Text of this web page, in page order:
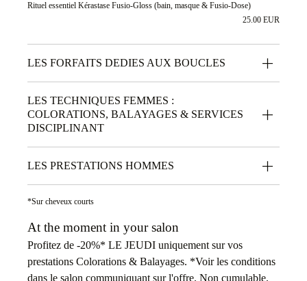
Rituel essentiel Kérastase Fusio-Gloss (bain, masque & Fusio-Dose)
25.00 EUR
LES FORFAITS DEDIES AUX BOUCLES
LES TECHNIQUES FEMMES :
COLORATIONS, BALAYAGES & SERVICES
DISCIPLINANT
LES PRESTATIONS HOMMES
*Sur cheveux courts
At the moment in your salon
Profitez de -20%* LE JEUDI uniquement sur vos
prestations Colorations & Balayages. *Voir les conditions
dans le salon communiquant sur l'offre. Non cumulable.